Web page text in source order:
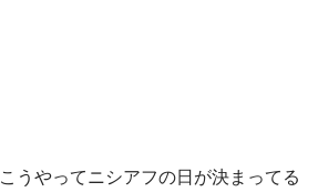
うやってニシアフの日が決まってる